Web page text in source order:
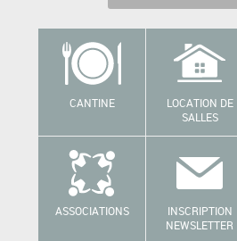
CANTINE
LOCATION DE
SALLES
ASSOCIATIONS
INSCRIPTION
NEWSLETTER